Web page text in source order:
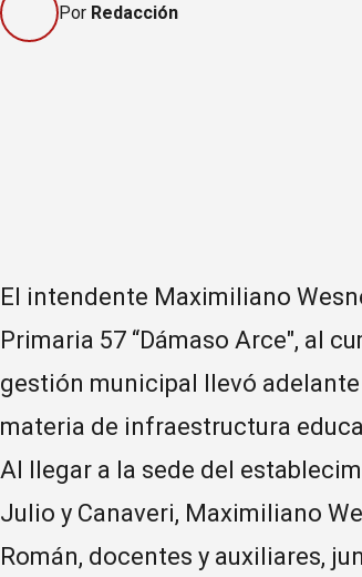
Por Redacción
El intendente Maximiliano
Primaria 57 “Dámaso Arce", al
gestión municipal llevó
materia de infraestructura
Al llegar a la sede del
Julio y Canaveri, Maximiliano
Román, docentes y auxiliares,